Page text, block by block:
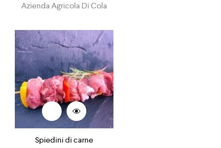
Azienda Agricola Di Cola
Spiedini di carne